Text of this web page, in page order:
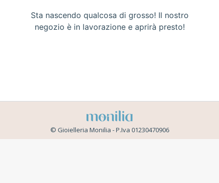
Sta nascendo qualcosa di grosso! Il nostro
negozio è in lavorazione e aprirà presto!
© Gioielleria Monilia - P.Iva 01230470906